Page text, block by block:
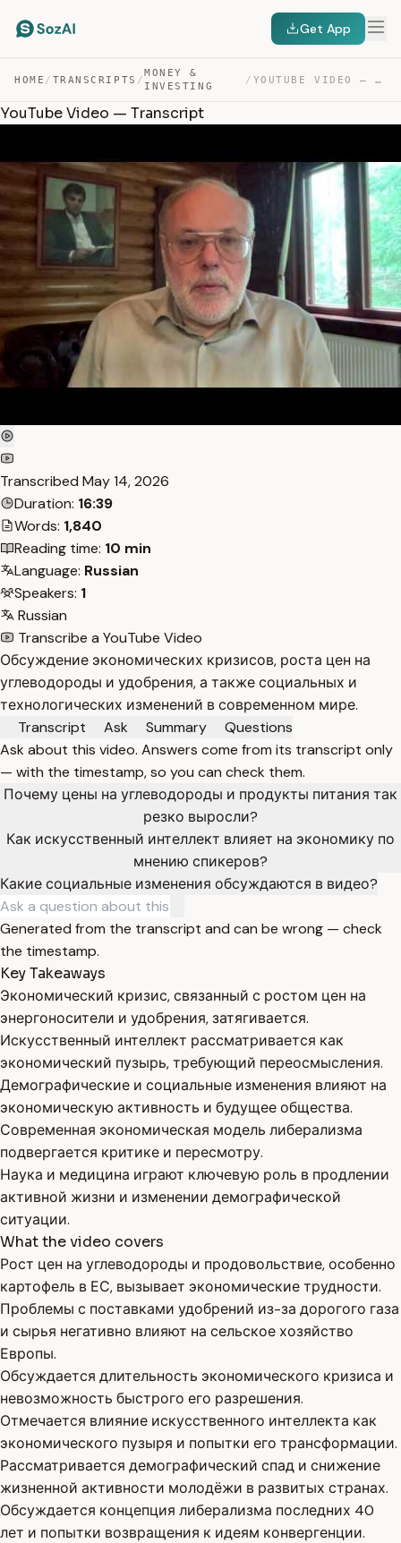
Get App
HOME / TRANSCRIPTS /
MONEY &
INVESTING
/ YOUTUBE VIDEO — TRANSCRIPT
YouTube Video — Transcript
Transcribed May 14, 2026
Duration: 16:39
Words: 1,840
Reading time: 10 min
Language: Russian
Speakers: 1
Russian
Transcribe a YouTube Video
Обсуждение экономических кризисов, роста цен на
углеводороды и удобрения, а также социальных и
технологических изменений в современном мире.
Transcript
Ask Summary
Questions
Ask about this video. Answers come from its transcript only
— with the timestamp, so you can check them.
Почему цены на углеводороды и продукты питания так
резко выросли?
Как искусственный интеллект влияет на экономику по
мнению спикеров?
Какие социальные изменения обсуждаются в видео?
Generated from the transcript and can be wrong — check
the timestamp.
Key Takeaways
Экономический кризис, связанный с ростом цен на
энергоносители и удобрения, затягивается.
Искусственный интеллект рассматривается как
экономический пузырь, требующий переосмысления.
Демографические и социальные изменения влияют на
экономическую активность и будущее общества.
Современная экономическая модель либерализма
подвергается критике и пересмотру.
Наука и медицина играют ключевую роль в продлении
активной жизни и изменении демографической
ситуации.
What the video covers
Рост цен на углеводороды и продовольствие, особенно
картофель в ЕС, вызывает экономические трудности.
Проблемы с поставками удобрений из-за дорогого газа
и сырья негативно влияют на сельское хозяйство
Европы.
Обсуждается длительность экономического кризиса и
невозможность быстрого его разрешения.
Отмечается влияние искусственного интеллекта как
экономического пузыря и попытки его трансформации.
Рассматривается демографический спад и снижение
жизненной активности молодёжи в развитых странах.
Обсуждается концепция либерализма последних 40
лет и попытки возвращения к идеям конвергенции.